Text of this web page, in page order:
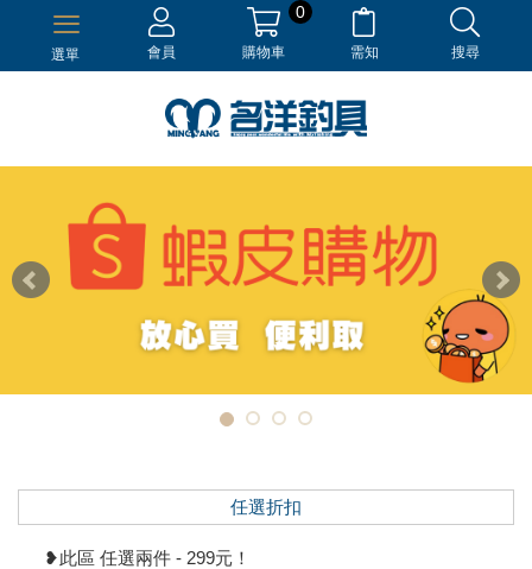
選單 會員 購物車
0
需知 搜尋
任選折扣
❥此區 任選兩件 - 299元！